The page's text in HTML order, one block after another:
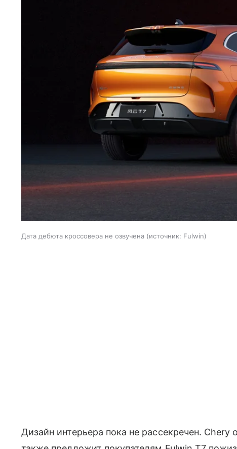
Дата дебюта кроссовера не озвучена источник: Fulwin
Дизайн интерьера пока не рассекречен.